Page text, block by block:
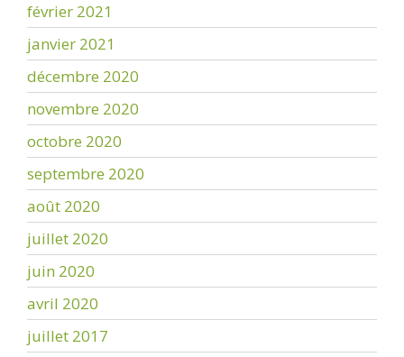
février 2021
janvier 2021
décembre 2020
novembre 2020
octobre 2020
septembre 2020
août 2020
juillet 2020
juin 2020
avril 2020
juillet 2017